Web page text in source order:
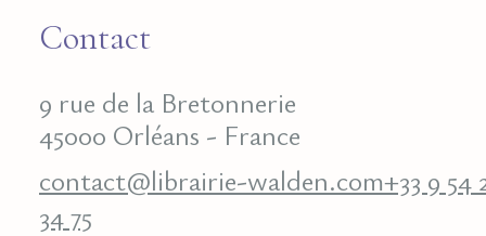
Contact
9 rue de la Bretonnerie
45000 Orléans - France
contact@librairie-walden.com+33 9 54
34 75